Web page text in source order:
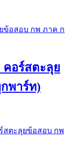
คอร์สตะลุย
พาร์ท)